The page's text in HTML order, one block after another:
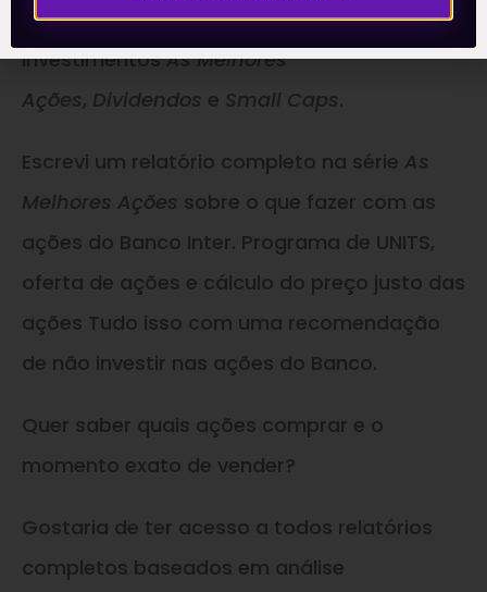
Faço minhas recomendações nas séries de
investimentosAs Melhores
Ações, Dividendos e Small Caps.
Escrevi um relatório completo na série As
Melhores Ações sobre o que fazer com as
ações do Banco Inter. Programa de UNITS,
oferta de ações e cálculo do preço justo das
ações Tudo isso com uma recomendação
de não investir nas ações do Banco.
Quer saber quais ações comprar e o
momento exato de vender?
Gostaria de ter acesso a todos relatórios
completos baseados em análise